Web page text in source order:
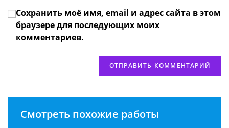
веб-
сайта
(необязательно)
Сохранить моё имя, email и адрес сайта в этом
браузере для последующих моих
комментариев.
Смотреть похожие работы